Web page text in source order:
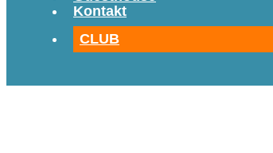
Kontakt
CLUB